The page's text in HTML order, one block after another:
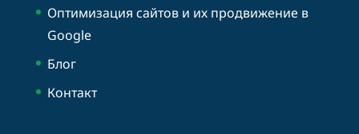
Оптимизация сайтов и их продвижение в
Google
Блог
Контакт